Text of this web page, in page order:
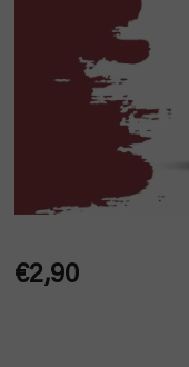
€2,90